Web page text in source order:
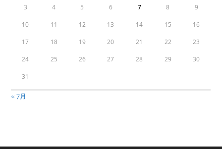
3 4 5 6 7 8 9
10 11 12 13 14 15 16
17 18 19 20 21 22 23
24 25 26 27 28 29 30
31
« 7月